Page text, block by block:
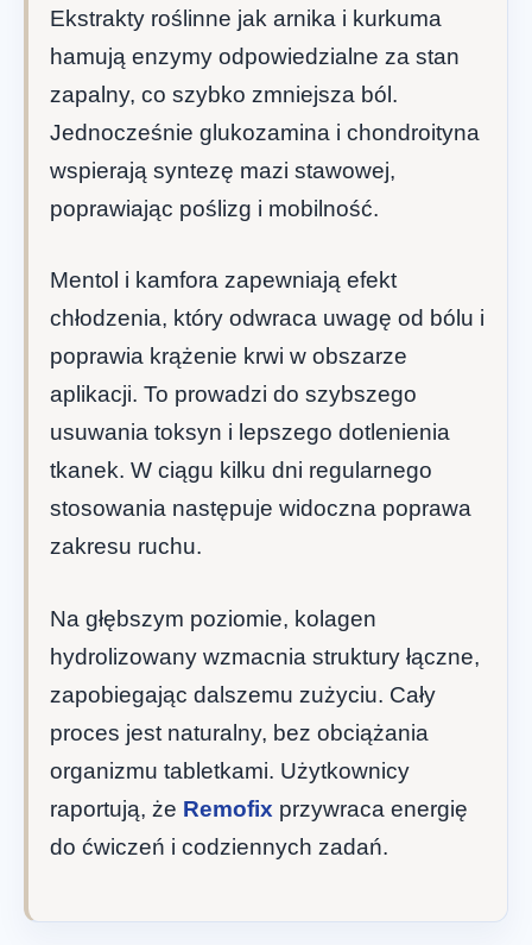
Ekstrakty roślinne jak arnika i kurkuma
hamują enzymy odpowiedzialne za stan
zapalny, co szybko zmniejsza ból.
Jednocześnie glukozamina i chondroityna
wspierają syntezę mazi stawowej,
poprawiając poślizg i mobilność.
Mentol i kamfora zapewniają efekt
chłodzenia, który odwraca uwagę od bólu i
poprawia krążenie krwi w obszarze
aplikacji. To prowadzi do szybszego
usuwania toksyn i lepszego dotlenienia
tkanek. W ciągu kilku dni regularnego
stosowania następuje widoczna poprawa
zakresu ruchu.
Na głębszym poziomie, kolagen
hydrolizowany wzmacnia struktury łączne,
zapobiegając dalszemu zużyciu. Cały
proces jest naturalny, bez obciążania
organizmu tabletkami. Użytkownicy
raportują, że Remofix przywraca energię
do ćwiczeń i codziennych zadań.